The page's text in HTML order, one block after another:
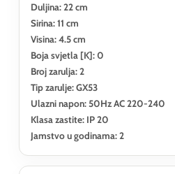
Duljina: 22 cm
Sirina: 11 cm
Visina: 4.5 cm
Boja svjetla [K]: 0
Broj zarulja: 2
Tip zarulje: GX53
Ulazni napon: 50Hz AC 220-240
Klasa zastite: IP 20
Jamstvo u godinama: 2